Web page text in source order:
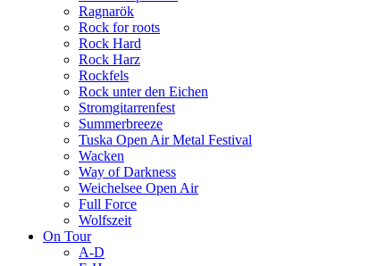
Ragnarök
Rock for roots
Rock Hard
Rock Harz
Rockfels
Rock unter den Eichen
Stromgitarrenfest
Summerbreeze
Tuska Open Air Metal Festival
Wacken
Way of Darkness
Weichelsee Open Air
Full Force
Wolfszeit
On Tour
A-D